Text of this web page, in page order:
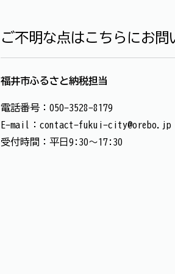
ご不明な点はこちらにお問
福井市ふるさと納税担当
電話番号：050-3528-8179
E-mail：contact-fukui-city@orebo.jp
受付時間：平日9:30～17:30